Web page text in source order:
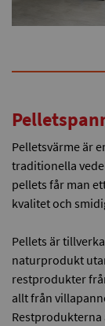
Pelletsvärme är
traditionella
pellets får man
kvalitet och
Pellets är
naturprodukt
restprodukter
allt från
Restprodukterna